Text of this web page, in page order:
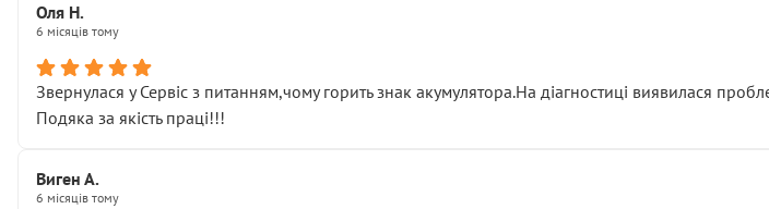
Оля Н.
6 місяців тому
Звернулася у Сервіс з питанням,чому горить знак акумулятора.На діагностиці виявилася
Подяка за якість праці!!!
Виген А.
6 місяців тому